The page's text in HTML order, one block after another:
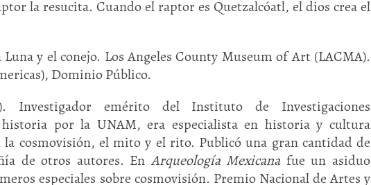
la resucita. Cuando el raptor es Quetzalcóatl, el dios crea el
Luna y el conejo. Los Angeles County Museum of Art (LACMA).
Dominio Público.
Investigador emérito del Instituto de Investigaciones
por la UNAM, era especialista en historia y cultura
la cosmovisión, el mito y el rito. Publicó una gran cantidad de
de otros autores. En Arqueología Mexicanafue un asiduo
especiales sobre cosmovisión. Premio Nacional de Artes y